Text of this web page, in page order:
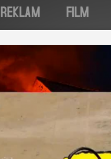
REKLAM FILM